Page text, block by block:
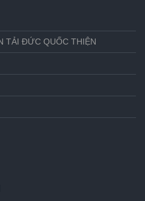
TẢI ĐỨC QUỐC THIỆN